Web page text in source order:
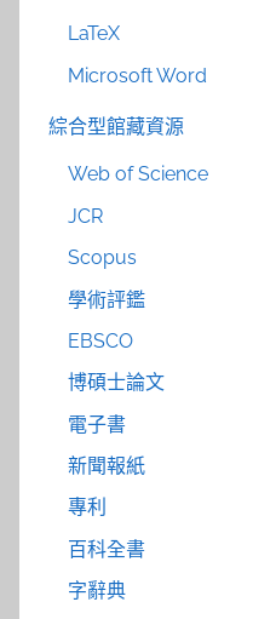
LaTeX
Microsoft Word
綜合型館藏資源
Web of Science
JCR
Scopus
學術評鑑
EBSCO
博碩士論文
電子書
新聞報紙
專利
百科全書
字辭典